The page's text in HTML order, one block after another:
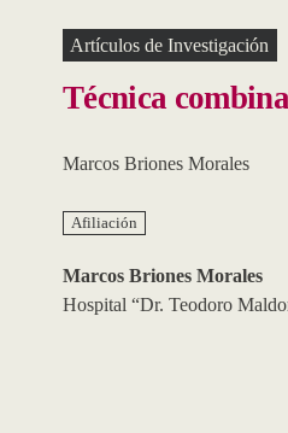
Artículos de Investigación
Técnica
Marcos Briones Morales
Afiliación
Marcos Briones Morales
Hospital “Dr. Teodoro